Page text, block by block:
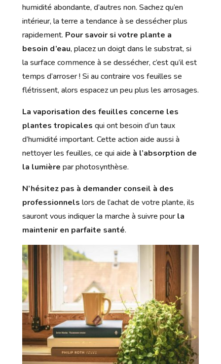
humidité abondante, d’autres non. Sachez qu’en
intérieur, la terre a tendance à se dessécher plus
rapidement. Pour savoir si votre plante a
besoin d’eau, placez un doigt dans le substrat, si
la surface commence à se dessécher, c’est qu’il est
temps d’arroser ! Si au contraire vos feuilles se
flétrissent, alors espacez un peu plus les arrosages.
La vaporisation des feuilles concerne les
plantes tropicales qui ont besoin d’un taux
d’humidité important. Cette action aide aussi à
nettoyer les feuilles, ce qui aide à l’absorption de
la lumière par photosynthèse.
N’hésitez pas à demander conseil à des
professionnels lors de l’achat de votre plante, ils
sauront vous indiquer la marche à suivre pourla
maintenir en parfaite santé.